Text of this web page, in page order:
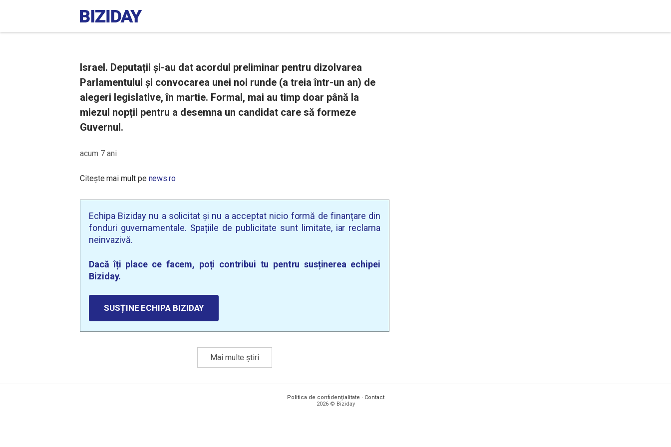
Israel. Deputații și-au dat acordul preliminar pentru dizolvarea
Parlamentului și convocarea unei noi runde (a treia într-un an) de
alegeri legislative, în martie. Formal, mai au timp doar până la
miezul nopții pentru a desemna un candidat care să formeze
Guvernul.
acum 7 ani
Citește mai mult pe news.ro
Echipa Biziday nu a solicitat și nu a acceptat nicio formă de finanțare din
fonduri guvernamentale. Spațiile de publicitate sunt limitate, iar reclama
neinvazivă.
Dacă îți place ce facem, poți contribui tu pentru susținerea echipei
Biziday.
SUSȚINE ECHIPA BIZIDAY
Mai multe știri
Politica de confidențialitate · Contact
2026 © Biziday